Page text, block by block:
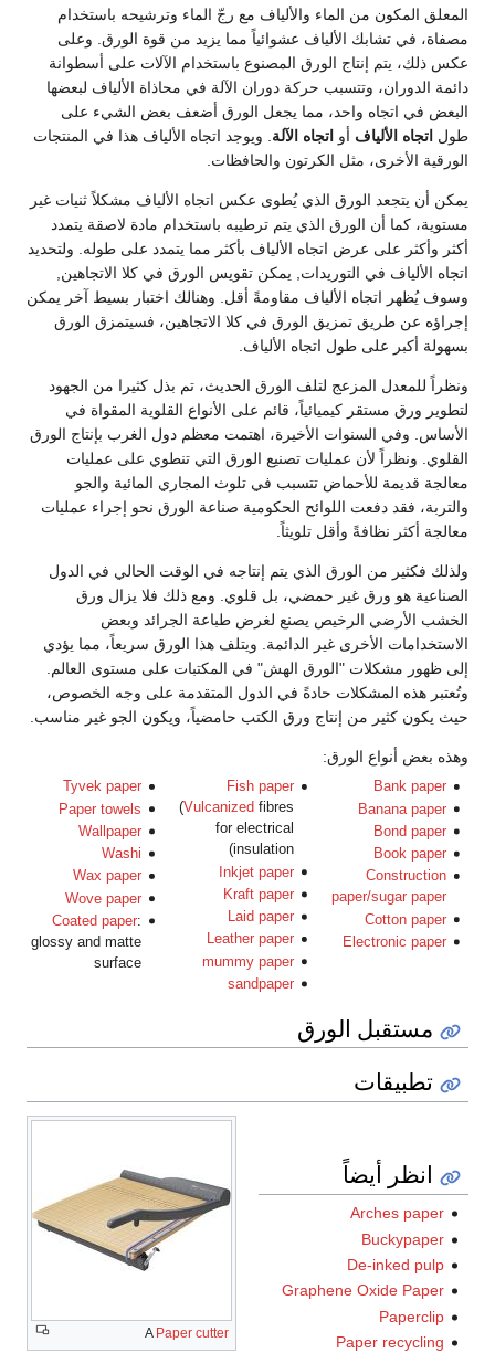
المعلق المكون من الماء والألياف مع رجّ الماء وترشيحه باستخدام
مصفاة، في تشابك الألياف عشوائياً مما يزيد من قوة الورق. وعلى
عكس ذلك، يتم إنتاج الورق المصنوع باستخدام الآلات على أسطوانة
دائمة الدوران، وتتسبب حركة دوران الآلة في محاذاة الألياف لبعضها
البعض في اتجاه واحد، مما يجعل الورق أضعف بعض الشيء على
طول اتجاه الألياف أو اتجاه الآلة. ويوجد اتجاه الألياف هذا في المنتجات
الورقية الأخرى، مثل الكرتون والحافظات.
يمكن أن يتجعد الورق الذي يُطوى عكس اتجاه الألياف مشكلاً ثنيات غير
مستوية، كما أن الورق الذي يتم ترطيبه باستخدام مادة لاصقة يتمدد
أكثر وأكثر على عرض اتجاه الألياف بأكثر مما يتمدد على طوله. ولتحديد
اتجاه الألياف في التوريدات, يمكن تقويس الورق في كلا الاتجاهين,
وسوف يُظهر اتجاه الألياف مقاومةً أقل. وهنالك اختبار بسيط آخر يمكن
إجراؤه عن طريق تمزيق الورق في كلا الاتجاهين، فسيتمزق الورق
بسهولة أكبر على طول اتجاه الألياف.
ونظراً للمعدل المزعج لتلف الورق الحديث، تم بذل كثيرا من الجهود
لتطوير ورق مستقر كيميائياً، قائم على الأنواع القلوية المقواة في
الأساس. وفي السنوات الأخيرة، اهتمت معظم دول الغرب بإنتاج الورق
القلوي. ونظراً لأن عمليات تصنيع الورق التي تنطوي على عمليات
معالجة قديمة للأحماض تتسبب في تلوث المجاري المائية والجو
والتربة، فقد دفعت اللوائح الحكومية صناعة الورق نحو إجراء عمليات
معالجة أكثر نظافةً وأقل تلويثاً.
ولذلك فكثير من الورق الذي يتم إنتاجه في الوقت الحالي في الدول
الصناعية هو ورق غير حمضي، بل قلوي. ومع ذلك فلا يزال ورق
الخشب الأرضي الرخيص يصنع لغرض طباعة الجرائد وبعض
الاستخدامات الأخرى غير الدائمة. ويتلف هذا الورق سريعاً، مما يؤدي
إلى ظهور مشكلات "الورق الهش" في المكتبات على مستوى العالم.
وتُعتبر هذه المشكلات حادةً في الدول المتقدمة على وجه الخصوص،
حيث يكون كثير من إنتاج ورق الكتب حامضياً، ويكون الجو غير مناسب.
وهذه بعض أنواع الورق:
Bank paper
Banana paper
Bond paper
Book paper
Construction
paper/sugar paper
Cotton paper
Electronic paper
Fish paper
(Vulcanized fibres
for electrical
insulation)
Inkjet paper
Kraft paper
Laid paper
Leather paper
mummy paper
sandpaper
Tyvek paper
Paper towels
Wallpaper
Washi
Wax paper
Wove paper
Coated paper:
glossy and matte
surface
مستقبل الورق
تطبيقات
A Paper cutter
انظر أيضاً
Arches paper
Buckypaper
De-inked pulp
Graphene Oxide Paper
Paperclip
Paper recycling